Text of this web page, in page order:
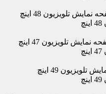
تلویزیون 48 اینچ
تلویزیون 47 اینچ
49 اینچ